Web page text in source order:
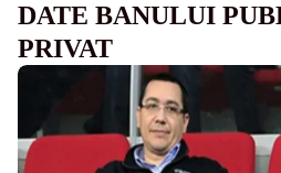
DATE BANULUI
PRIVAT